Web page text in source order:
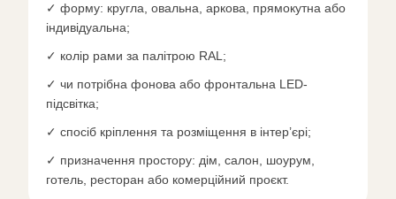
✓ форму: кругла, овальна, аркова, прямокутна або
індивідуальна;
✓ колір рами за палітрою RAL;
✓ чи потрібна фонова або фронтальна LED-
підсвітка;
✓ спосіб кріплення та розміщення в інтер’єрі;
✓ призначення простору: дім, салон, шоурум,
готель, ресторан або комерційний проєкт.